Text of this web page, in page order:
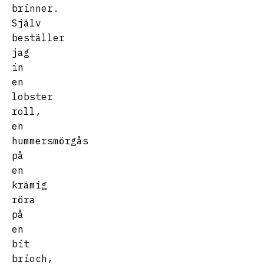
brinner.
Själv
beställer
jag
in
en
lobster
roll,
en
hummersmörgås
på
en
krämig
röra
på
en
bit
brioch,